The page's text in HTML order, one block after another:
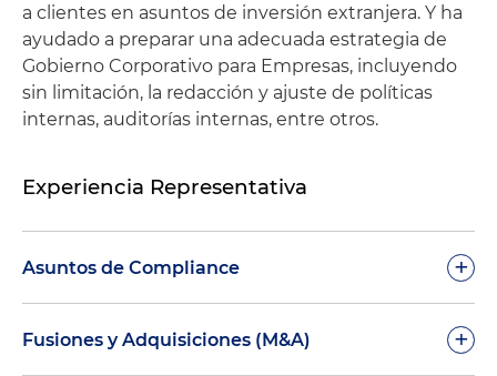
a clientes en asuntos de inversión extranjera. Y ha
ayudado a preparar una adecuada estrategia de
Gobierno Corporativo para Empresas, incluyendo
sin limitación, la redacción y ajuste de políticas
internas, auditorías internas, entre otros.
Experiencia Representativa
Asuntos de Compliance +
Asesoramiento a una entidad mexicana en
Fusiones y Adquisiciones (M&A) +